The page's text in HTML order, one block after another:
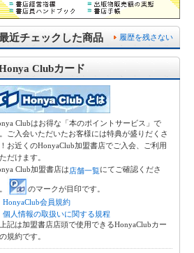
履歴を残さない
近チェックした商品
Clubカード
Clubはお得な「本のポイントサービス」で
ご入会いただいたお客様には特典が盛りだくさ
お近くのHonyaClub加盟書店でご入会、ご利用
だけます。
Club加盟書店は店舗一覧にてご確認くださ
のマークが目印です。
HonyaClub会員規約
個人情報の取扱いに関する規程
記は加盟書店店頭で使用できるHonyaClubカー
規約です。